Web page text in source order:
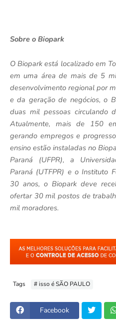
Sobre o Biopark
O Biopark está localizado em
em uma área de mais de 5
desenvolvimento regional por
e da geração de negócios, o
duas mil pessoas circulando
Atualmente, mais de 150
gerando empregos e
ensino estão instaladas no
Paraná (UFPR), a
Paraná (UTFPR) e o Instituto
30 anos, o Biopark deve
ofertar 30 mil postos de
mil moradores.
Tags # isso é SÃO PAULO
Facebook